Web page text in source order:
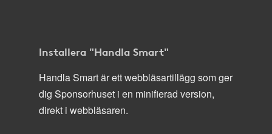
Installera "Handla Smart"
Handla Smart är ett webbläsartillägg som ger
dig Sponsorhuset i en minifierad version,
direkt i webbläsaren.